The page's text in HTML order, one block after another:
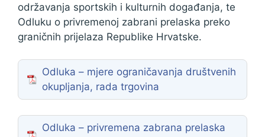
održavanja sportskih i kulturnih događanja, te
Odluku o privremenoj zabrani prelaska preko
graničnih prijelaza Republike Hrvatske.
Odluka – mjere ograničavanja društvenih
okupljanja, rada trgovina
Odluka – privremena zabrana prelaska